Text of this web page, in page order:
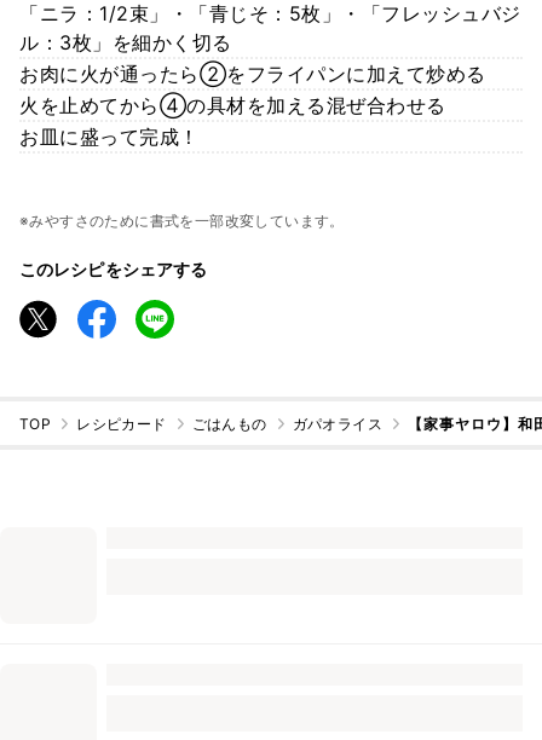
「ニラ：1/2束」・「青じそ：5枚」・「フレッシュバジ
ル：3枚」を細かく切る
お肉に火が通ったら②をフライパンに加えて炒める
火を止めてから④の具材を加える混ぜ合わせる
お皿に盛って完成！
※みやすさのために書式を一部改変しています。
このレシピをシェアする
TOP レシピカード ごはんもの ガパオライス 【家事ヤロウ】